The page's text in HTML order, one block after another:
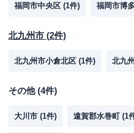
福岡市中央区 (1件) 福岡市博
北九州市 (2件)
北九州市小倉北区 (1件) 北九
その他(4件)
大川市 (1件) 遠賀郡水巻町 (1